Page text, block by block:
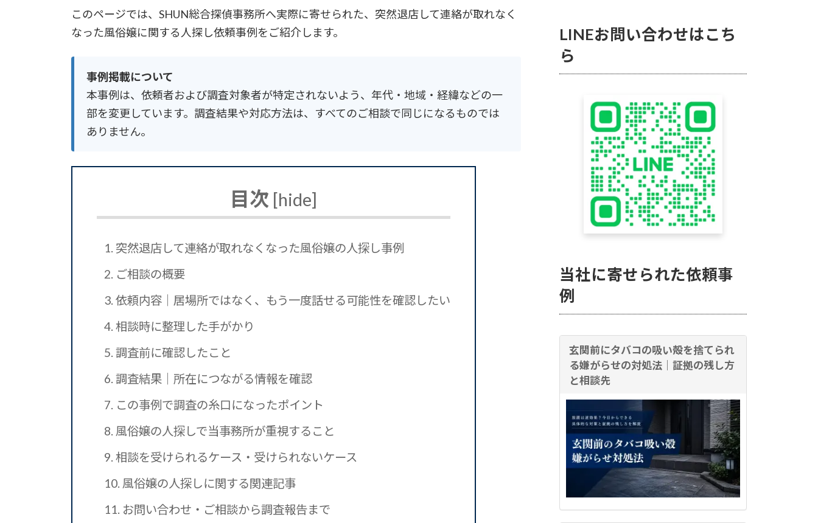
このページでは、SHUN総合探偵事務所へ実際に寄せられた、突然退店して連絡が取れなく
なった風俗嬢に関する人探し依頼事例をご紹介します。
事例掲載について
本事例は、依頼者および調査対象者が特定されないよう、年代・地域・経緯などの一
部を変更しています。調査結果や対応方法は、すべてのご相談で同じになるものでは
ありません。
目次 [hide]
1. 突然退店して連絡が取れなくなった風俗嬢の人探し事例
2. ご相談の概要
3. 依頼内容｜居場所ではなく、もう一度話せる可能性を確認したい
4. 相談時に整理した手がかり
5. 調査前に確認したこと
6. 調査結果｜所在につながる情報を確認
7. この事例で調査の糸口になったポイント
8. 風俗嬢の人探しで当事務所が重視すること
9. 相談を受けられるケース・受けられないケース
10. 風俗嬢の人探しに関する関連記事
11. お問い合わせ・ご相談から調査報告まで
LINEお問い合わせはこち
ら
当社に寄せられた依頼事
例
玄関前にタバコの吸い殻を捨てられ
る嫌がらせの対処法｜証拠の残し方
と相談先